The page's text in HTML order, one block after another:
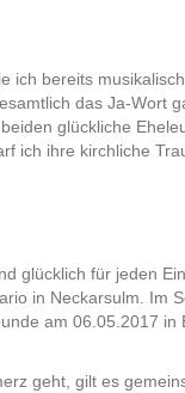
ich bereits
das Ja-Wort
glückliche
ich ihre kirchliche
glücklich für jeden
in Neckarsulm. Im
am 06.05.2017
geht, gilt es